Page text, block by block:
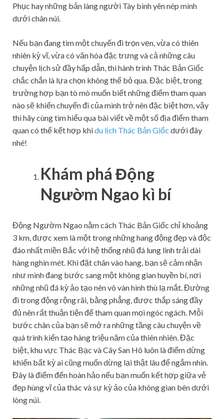
Phục hay những bản làng người Tày bình yên nép mình
dưới chân núi.
Nếu bạn đang tìm một chuyến đi trọn vẹn, vừa có thiên
nhiên kỳ vĩ, vừa có văn hóa đặc trưng và cả những câu
chuyện lịch sử đầy hấp dẫn, thì hành trình Thác Bản Giốc
chắc chắn là lựa chọn không thể bỏ qua. Đặc biệt, trong
trường hợp bạn tò mò muốn biết những điểm tham quan
nào sẽ khiến chuyến đi của mình trở nên đặc biệt hơn, vậy
thì hãy cùng tìm hiểu qua bài viết về một số địa điểm tham
quan có thể kết hợp khidu lịch Thác Bản Giốc dưới đây
nhé!
Khám phá Động
Ngườm Ngao kì bí
Động Ngườm Ngao nằm cách Thác Bản Giốc chỉ khoảng
3 km, được xem là một trong những hang động đẹp và độc
đáo nhất miền Bắc với hệ thống nhũ đá lung linh trải dài
hàng nghìn mét. Khi đặt chân vào hang, bạn sẽ cảm nhận
như mình đang bước sang một không gian huyền bí, nơi
những nhũ đá kỳ ảo tạo nên vô vàn hình thù lạ mắt. Đường
đi trong động rộng rãi, bằng phẳng, được thắp sáng đầy
đủ nên rất thuận tiện để tham quan mọi ngóc ngách. Mỗi
bước chân của bạn sẽ mở ra những tầng câu chuyện về
quá trình kiến tạo hàng triệu năm của thiên nhiên. Đặc
biệt, khu vực Thác Bạc và Cây San Hô luôn là điểm dừng
khiến bất kỳ ai cũng muốn dừng lại thật lâu để ngắm nhìn.
Đây là điểm đến hoàn hảo nếu bạn muốn kết hợp giữa vẻ
đẹp hùng vĩ của thác và sự kỳ ảo của không gian bên dưới
lòng núi.